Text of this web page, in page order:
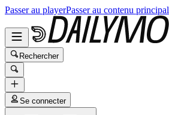
Passer au playerPasser au contenu principal
Rechercher
Se connecter